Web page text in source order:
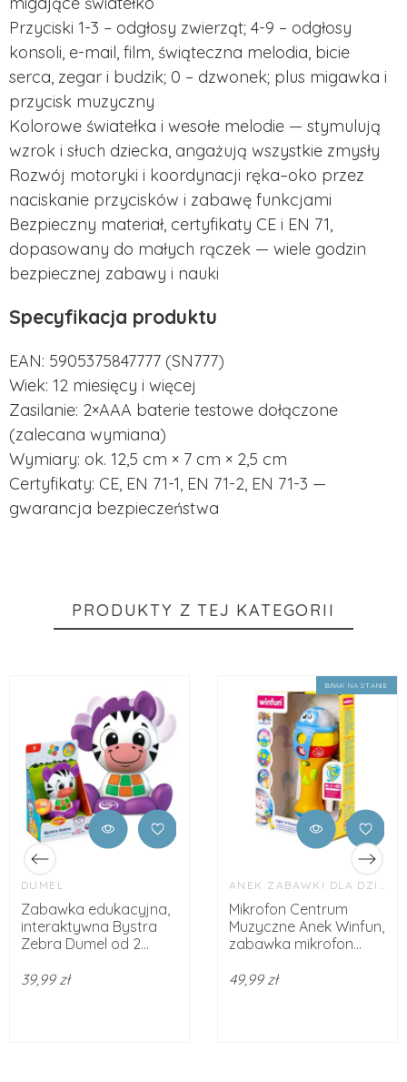
Przyciski 1-3 – odgłosy zwierząt; 4-9 – odgłosy
konsoli, e-mail, film, świąteczna melodia, bicie
serca, zegar i budzik; 0 – dzwonek; plus migawka i
przycisk muzyczny
Kolorowe światełka i wesołe melodie — stymulują
wzrok i słuch dziecka, angażują wszystkie zmysły
Rozwój motoryki i koordynacji ręka–oko przez
naciskanie przycisków i zabawę funkcjami
Bezpieczny materiał, certyfikaty CE i EN 71,
dopasowany do małych rączek — wiele godzin
bezpiecznej zabawy i nauki
Specyfikacja produktu
EAN: 5905375847777 (SN777)
Wiek: 12 miesięcy i więcej
Zasilanie: 2×AAA baterie testowe dołączone
(zalecana wymiana)
Wymiary: ok. 12,5 cm × 7 cm × 2,5 cm
Certyfikaty: CE, EN 71-1, EN 71-2, EN 71-3 —
gwarancja bezpieczeństwa
PRODUKTY Z TEJ KATEGORII
DUMEL
Zabawka edukacyjna,
interaktywna Bystra
Zebra Dumel od 2...
39,99 zł
ANEK ZABAWKI DLA DZIECI
Mikrofon Centrum
Muzyczne Anek Winfun,
zabawka mikrofon...
49,99 zł
BRAK NA STANIE